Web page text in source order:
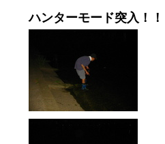
ハンターモード突入！！